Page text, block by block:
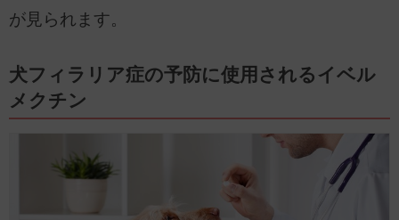
が見られます。
犬フィラリア症の予防に使用されるイベル
メクチン